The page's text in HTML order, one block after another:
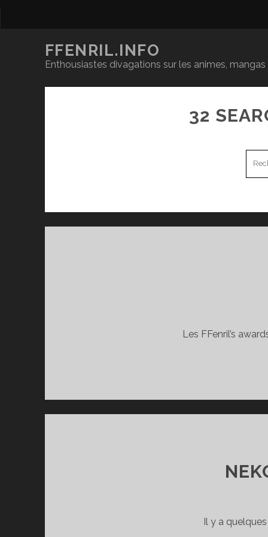
FFENRIL.INFO
Enthousiastes divagations sur les animes, mangas
32
pour
:
Les FFenril’s
Il y a